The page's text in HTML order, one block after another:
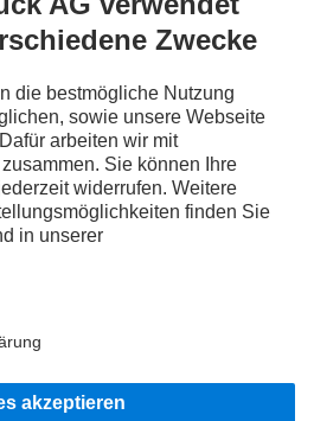
mit anderen Truckerinnen und